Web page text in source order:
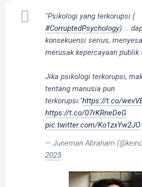
"Psikologi yang terkorupsi (
#CorruptedPsychology) …
konsekuensi serius,
merusak kepercayaan publik
Jika psikologi terkorupsi,
tentang manusia pun
terkorupsi."https://t.co/
https://t.co/07rKRneDeG
pic.twitter.com/Ko1zxYw2JO
— Juneman Abraham
2023